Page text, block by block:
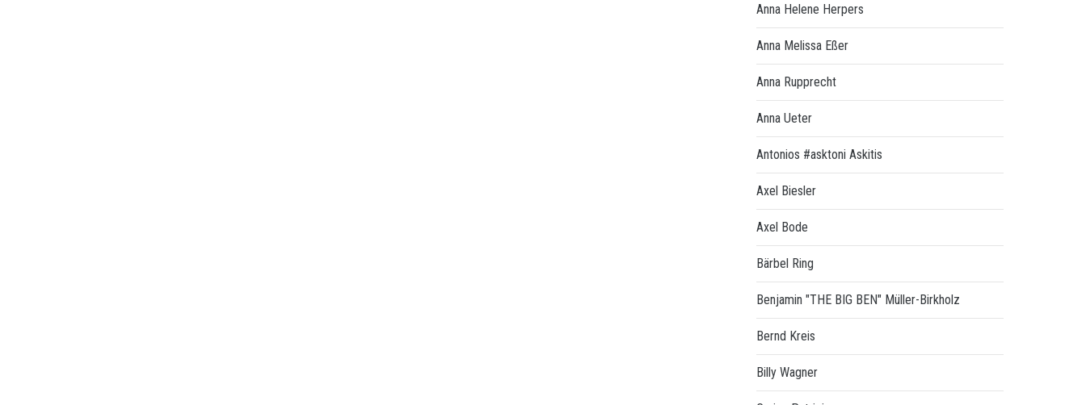
Anna Helene Herpers
Anna Melissa Eßer
Anna Rupprecht
Anna Ueter
Antonios #asktoni Askitis
Axel Biesler
Axel Bode
Bärbel Ring
Benjamin "THE BIG BEN" Müller-Birkholz
Bernd Kreis
Billy Wagner